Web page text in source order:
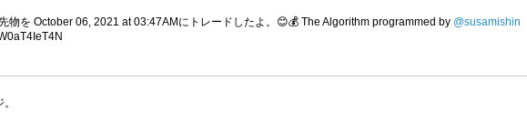
物を October 06, 2021 at 03:47AMにトレードしたよ。😊💰 The Algorithm programmed by @susamishin